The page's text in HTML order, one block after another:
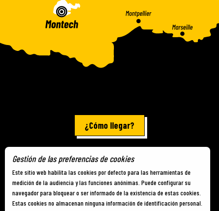
¿Cómo llegar?
Información jurídica - Mapa del sitio
Gestión de las preferencias de cookies
Este sitio web habilita las cookies por defecto para las herramientas de
medición de la audiencia y las funciones anónimas. Puede configurar su
navegador para bloquear o ser informado de la existencia de estas cookies.
Estas cookies no almacenan ninguna información de identificación personal.